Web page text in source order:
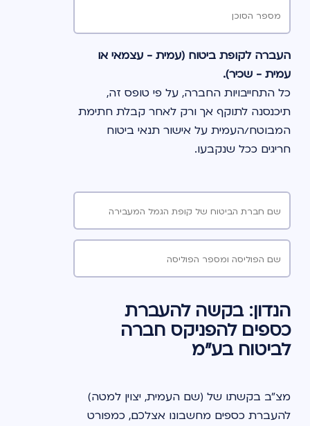
מספר הסוכן
עמית - שכיר).
חריגים ככל שנקבעו.
לכבוד
שם חברת הביטוח של קופת הגמל המעבירה
שם הפוליסה ומספר הפוליסה
הנדון: בקשה להעברת
כספים להפניקס חברה
לביטוח בע"מ